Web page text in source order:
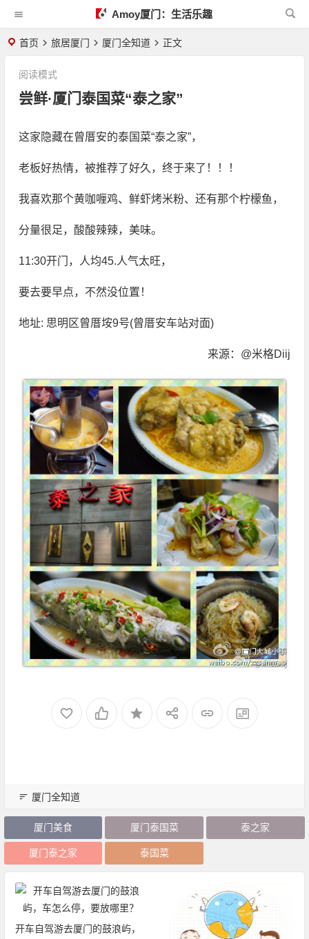
Amoy厦门：生活乐趣
首页 旅居厦门 厦门全知道 正文
尝鲜·厦门泰国菜“泰之家”
阅读模式
这家隐藏在曾厝安的泰国菜“泰之家”，
老板好热情，被推荐了好久，终于来了！！！
我喜欢那个黄咖喱鸡、鲜虾烤米粉、还有那个柠檬鱼，
分量很足，酸酸辣辣，美味。
11:30开门，人均45.人气太旺，
要去要早点，不然没位置！
地址: 思明区曾厝垵9号(曾厝安车站对面)
来源：@米格Diij
厦门全知道
厦门美食 厦门泰国菜 泰之家
厦门泰之家 泰国菜
开车自驾游去厦门的鼓浪屿，